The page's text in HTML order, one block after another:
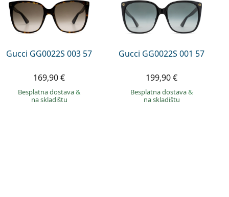
Gucci GG0022S 003 57
169,90 €
Besplatna dostava&
na skladištu
Gucci GG0022S 001 57
199,90 €
Besplatna dostava&
na skladištu